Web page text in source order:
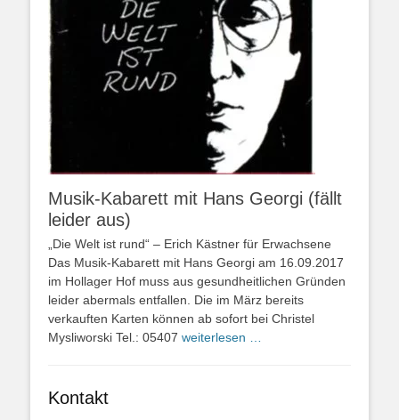
Musik-Kabarett mit Hans Georgi (fällt
leider aus)
„Die Welt ist rund“ – Erich Kästner für Erwachsene
Das Musik-Kabarett mit Hans Georgi am 16.09.2017
im Hollager Hof muss aus gesundheitlichen Gründen
leider abermals entfallen. Die im März bereits
verkauften Karten können ab sofort bei Christel
Mysliworski Tel.: 05407 weiterlesen …
Kontakt